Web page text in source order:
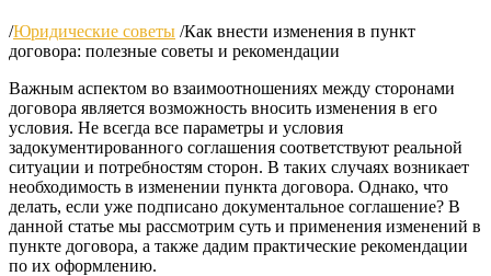
/Юридические советы /Как внести изменения в пункт
договора: полезные советы и рекомендации
Важным аспектом во взаимоотношениях между сторонами
договора является возможность вносить изменения в его
условия. Не всегда все параметры и условия
задокументированного соглашения соответствуют реальной
ситуации и потребностям сторон. В таких случаях возникает
необходимость в изменении пункта договора. Однако, что
делать, если уже подписано документальное соглашение? В
данной статье мы рассмотрим суть и применения изменений в
пункте договора, а также дадим практические рекомендации
по их оформлению.